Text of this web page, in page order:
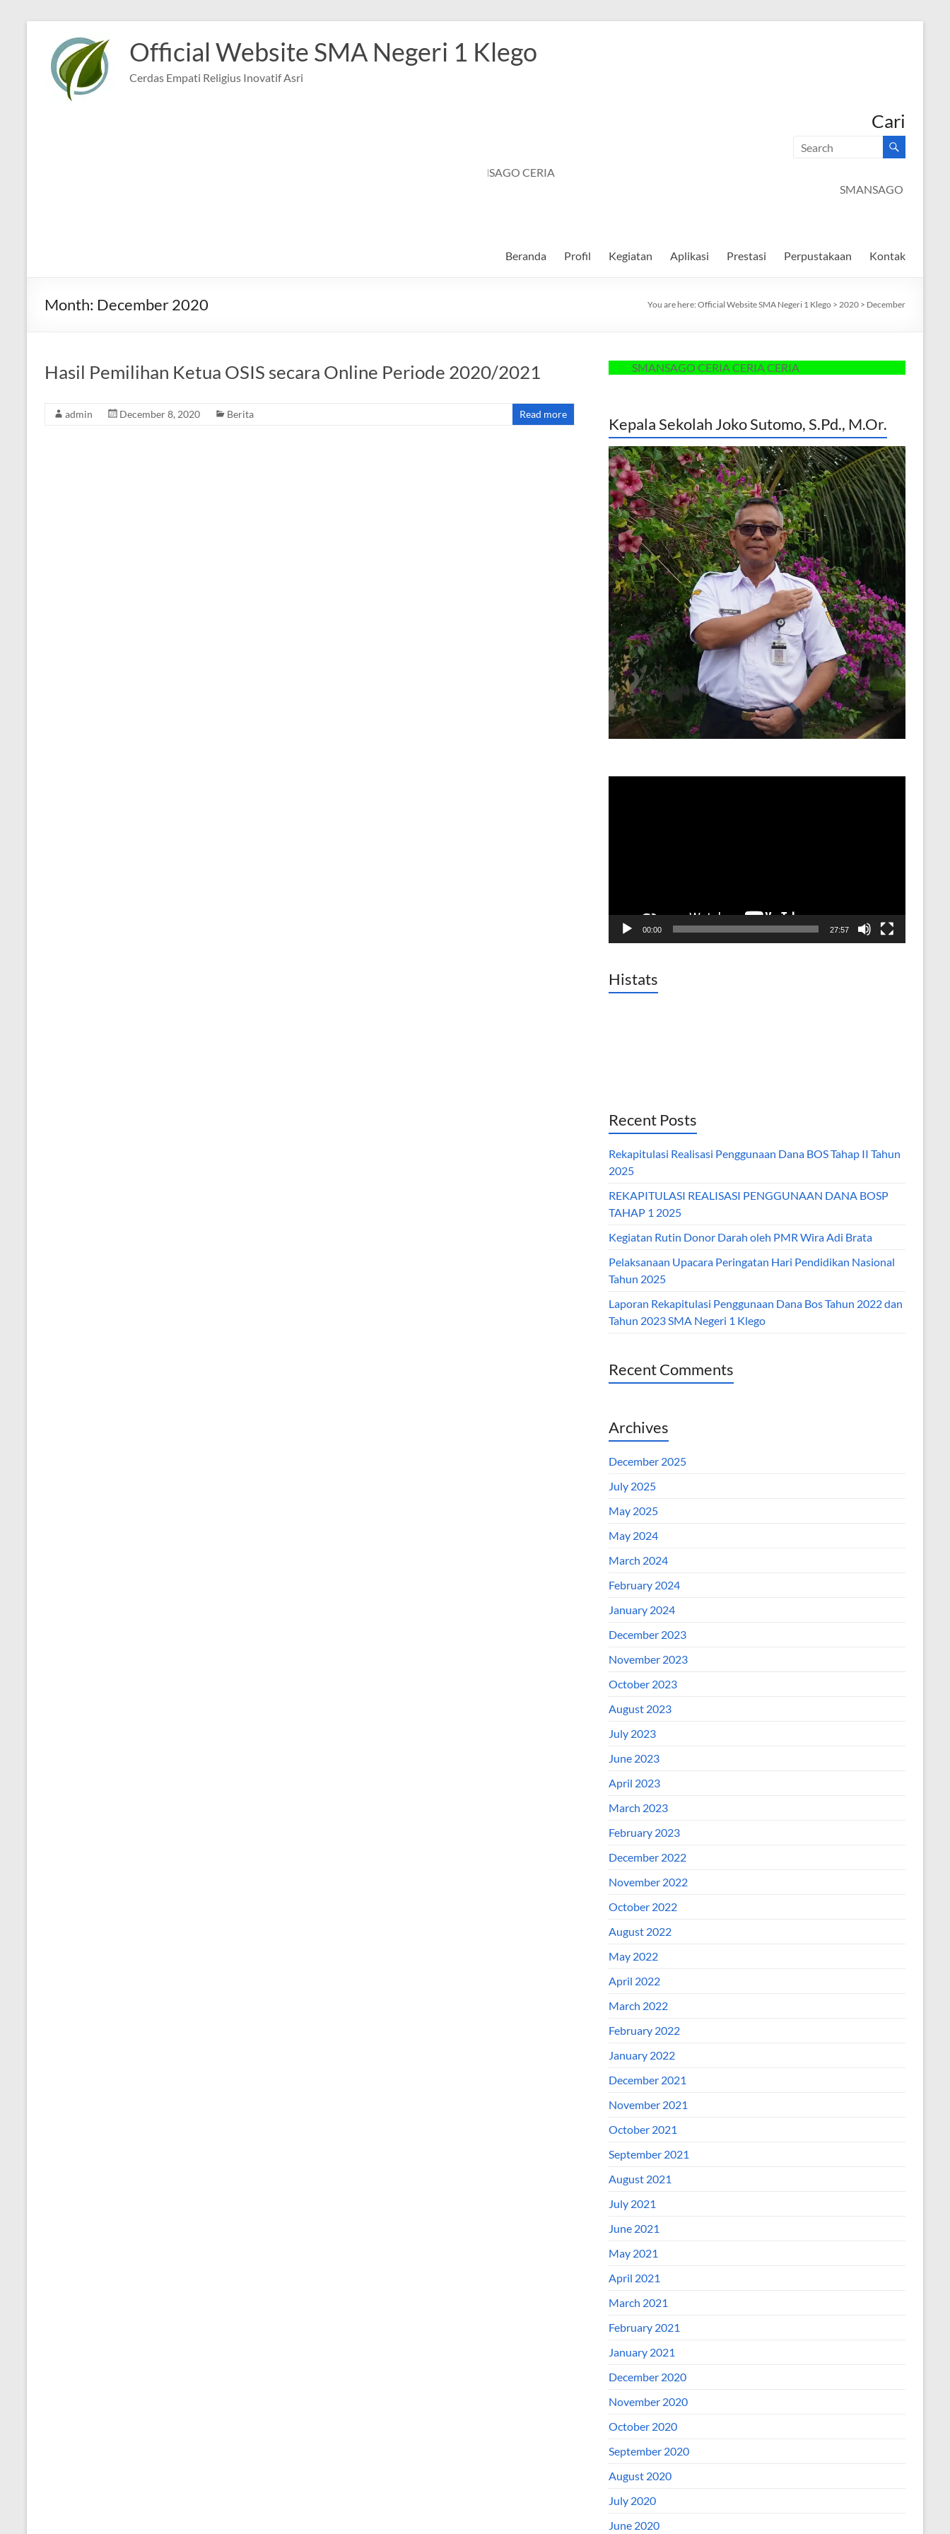
content
Official Website SMA Negeri 1 Klego
Cerdas Empati Religius Inovatif Asri
Cari
Beranda Profil Kegiatan Aplikasi Prestasi Perpustakaan Kontak
Month: December 2020 You are here: Official Website SMA Negeri 1 Klego > 2020 > December
Hasil Pemilihan Ketua OSIS secara Online Periode 2020/2021
admin December 8, 2020 Berita Read more
SMANSAGO CERIA CERIA CERIA
Kepala Sekolah Joko Sutomo, S.Pd., M.Or.
00:00 27:57
Histats
Recent Posts
Rekapitulasi Realisasi Penggunaan Dana BOS Tahap II Tahun
2025
REKAPITULASI REALISASI PENGGUNAAN DANA BOSP
TAHAP 1 2025
Kegiatan Rutin Donor Darah oleh PMR Wira Adi Brata
Pelaksanaan Upacara Peringatan Hari Pendidikan Nasional
Tahun 2025
Laporan Rekapitulasi Penggunaan Dana Bos Tahun 2022 dan
Tahun 2023 SMA Negeri 1 Klego
Recent Comments
Archives
December 2025
July 2025
May 2025
May 2024
March 2024
February 2024
January 2024
December 2023
November 2023
October 2023
August 2023
July 2023
June 2023
April 2023
March 2023
February 2023
December 2022
November 2022
October 2022
August 2022
May 2022
April 2022
March 2022
February 2022
January 2022
December 2021
November 2021
October 2021
September 2021
August 2021
July 2021
June 2021
May 2021
April 2021
March 2021
February 2021
January 2021
December 2020
November 2020
October 2020
September 2020
August 2020
July 2020
June 2020